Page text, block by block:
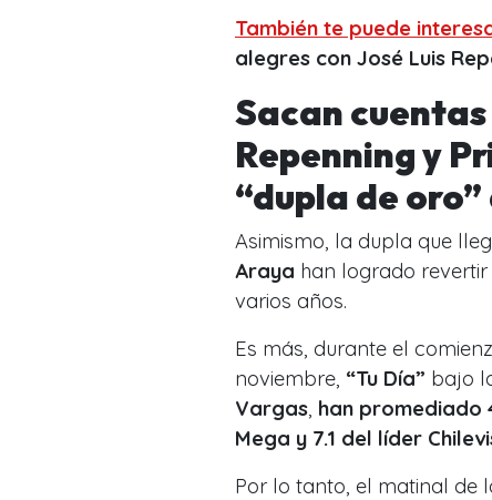
También te puede
alegres con José Luis
Sacan
Repenning y
“dupla de oro”
Asimismo, la dupla que
Araya han logrado
varios años.
Es más, durante el
noviembre, “Tu Día” bajo
Vargas han promediado
Mega y 7.1 del líder
Por lo tanto, el matinal de